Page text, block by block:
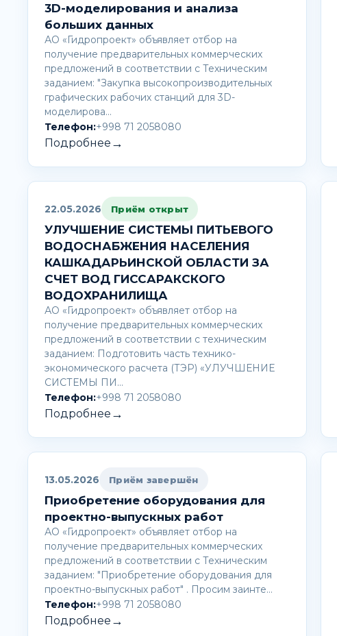
3D-моделирования и анализа
больших данных
АО «Гидропроект» объявляет отбор на
получение предварительных коммерческих
предложений в соответствии с Техническим
заданием: "Закупка высокопроизводительных
графических рабочих станций для 3D-
моделирова…
Телефон:+998 71 2058080
Подробнее →
22.05.2026 Приём открыт
УЛУЧШЕНИЕ СИСТЕМЫ ПИТЬЕВОГО
ВОДОСНАБЖЕНИЯ НАСЕЛЕНИЯ
КАШКАДАРЬИНСКОЙ ОБЛАСТИ ЗА
СЧЕТ ВОД ГИССАРАКСКОГО
ВОДОХРАНИЛИЩА
АО «Гидропроект» объявляет отбор на
получение предварительных коммерческих
предложений в соответствии с техническим
заданием: Подготовить часть технико-
экономического расчета (ТЭР) «УЛУЧШЕНИЕ
СИСТЕМЫ ПИ…
Телефон:+998 71 2058080
Подробнее →
13.05.2026 Приём завершён
Приобретение оборудования для
проектно-выпускных работ
АО «Гидропроект» объявляет отбор на
получение предварительных коммерческих
предложений в соответствии с Техническим
заданием: "Приобретение оборудования для
проектно-выпускных работ" . Просим заинте…
Телефон:+998 71 2058080
Подробнее →